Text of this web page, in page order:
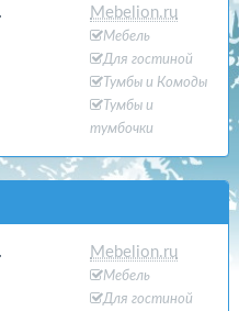
Mebelion.ru
Мебель
Для гостиной
Тумбы и Комоды
Тумбы и
тумбочки
Mebelion.ru
Мебель
Для гостиной